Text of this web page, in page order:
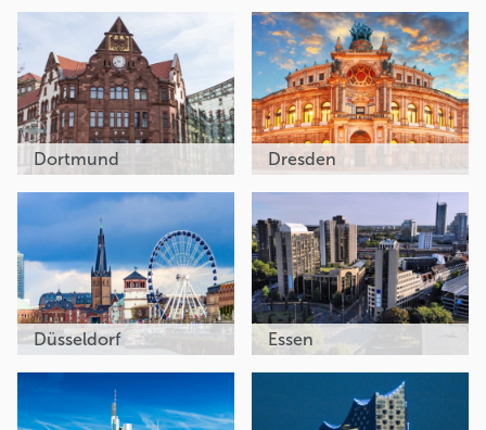
Dortmund Dresden
Düsseldorf Essen